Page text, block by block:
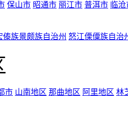
保山市 昭通市 丽江市 普洱市 临
傣族景颇族自治州 怒江傈僳族自治
市 山南地区 那曲地区 阿里地区 林